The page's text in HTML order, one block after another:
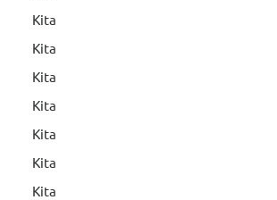
Kita
Kita
Kita
Kita
Kita
Kita
Kita